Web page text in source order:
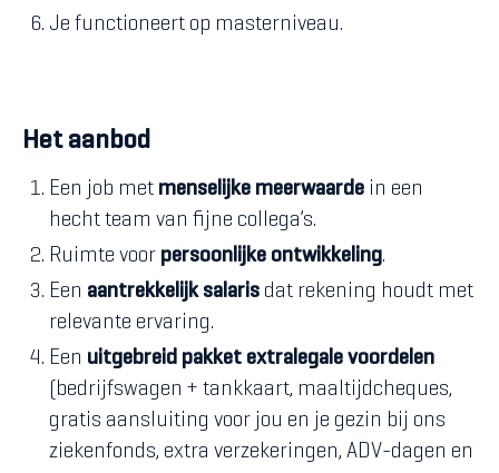
Je functioneert op masterniveau.
Het aanbod
Een job met menselijke meerwaarde in een
hecht team van fijne collega’s.
Ruimte voor persoonlijke ontwikkeling.
Een aantrekkelijk salaris dat rekening houdt met
relevante ervaring.
Een uitgebreid pakket extralegale voordelen
(bedrijfswagen + tankkaart, maaltijdcheques,
gratis aansluiting voor jou en je gezin bij ons
ziekenfonds, extra verzekeringen, ADV-dagen en